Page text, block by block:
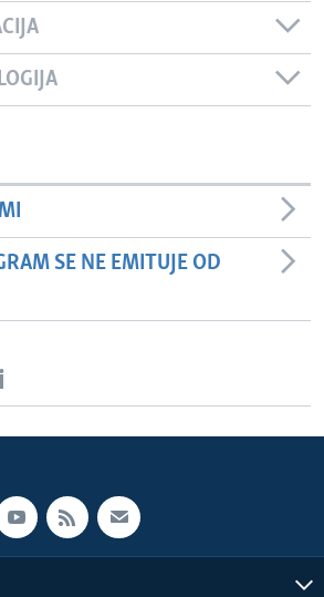
SE NE EMITUJE OD